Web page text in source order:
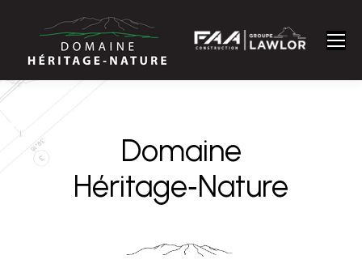
Domaine
Héritage‑Nature